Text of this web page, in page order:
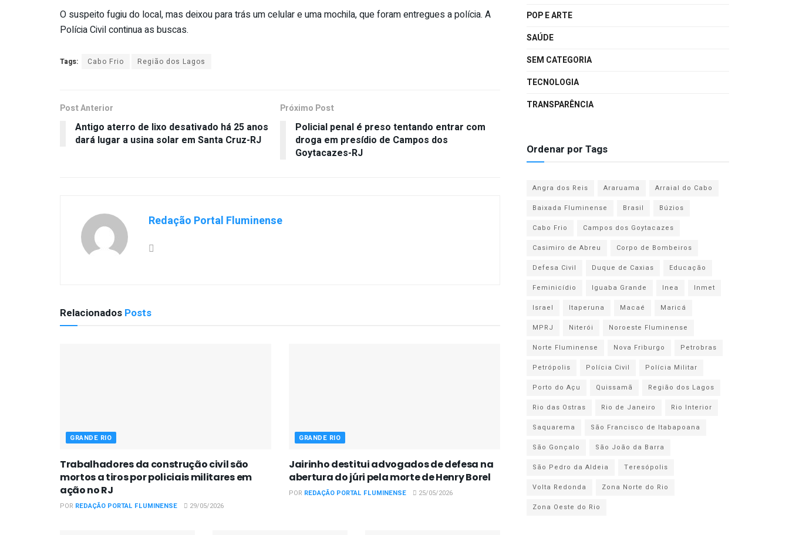
O suspeito fugiu do local, mas deixou para trás um celular e uma mochila, que foram entregues a polícia. A
Polícia Civil continua as buscas.
Tags: Cabo Frio Região dos Lagos
Post Anterior
Antigo aterro de lixo desativado há 25 anos
dará lugar a usina solar em Santa Cruz-RJ
Próximo Post
Policial penal é preso tentando entrar com
droga em presídio de Campos dos
Goytacazes-RJ
Redação Portal Fluminense
Relacionados Posts
GRANDE RIO
Trabalhadores da construção civil são
mortos a tiros por policiais militares em
ação no RJ
POR REDAÇÃO PORTAL FLUMINENSE 29/05/2026
GRANDE RIO
Jairinho destitui advogados de defesa na
abertura do júri pela morte de Henry Borel
POR REDAÇÃO PORTAL FLUMINENSE 25/05/2026
POP E ARTE
SAÚDE
SEM CATEGORIA
TECNOLOGIA
TRANSPARÊNCIA
Ordenar por Tags
Angra dos Reis Araruama
Arraial do Cabo
Baixada Fluminense
Brasil
Búzios
Cabo Frio
Campos dos Goytacazes
Casimiro de Abreu
Corpo de Bombeiros
Defesa Civil
Duque de Caxias
Educação
Feminicídio
Iguaba Grande Inea
Inmet
Israel
Itaperuna Macaé
Maricá
MPRJ
Niterói
Noroeste Fluminense
Norte Fluminense
Nova Friburgo
Petrobras
Petrópolis
Polícia Civil
Polícia Militar
Porto do Açu
Quissamã
Região dos Lagos
Rio das Ostras
Rio de Janeiro
Rio Interior
Saquarema
São Francisco de Itabapoana
São Gonçalo
São João da Barra
São Pedro da Aldeia
Teresópolis
Volta Redonda
Zona Norte do Rio
Zona Oeste do Rio